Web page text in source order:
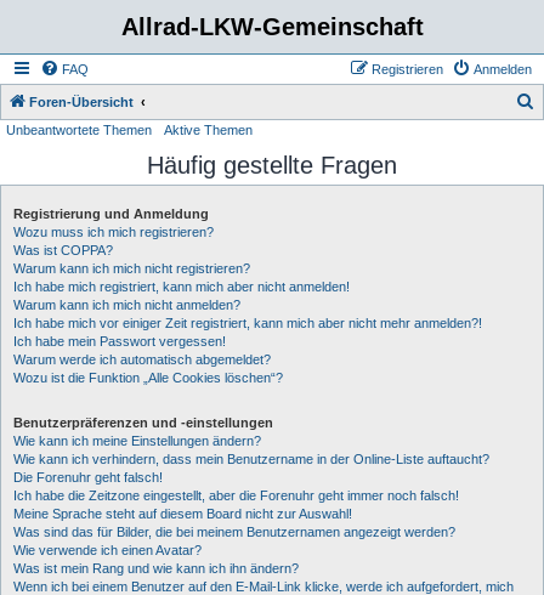
Allrad-LKW-Gemeinschaft
FAQ Anmelden
Registrieren
Foren-Übersicht
h
Unbeantwortete Themen Aktive Themen
Häufig gestellte Fragen
Registrierung und Anmeldung
Wozu muss ich mich registrieren?
Was ist COPPA?
Warum kann ich mich nicht registrieren?
Ich habe mich registriert, kann mich aber nicht anmelden!
Warum kann ich mich nicht anmelden?
Ich habe mich vor einiger Zeit registriert, kann mich aber nicht mehr anmelden?!
Ich habe mein Passwort vergessen!
Warum werde ich automatisch abgemeldet?
Wozu ist die Funktion „Alle Cookies löschen“?
Benutzerpräferenzen und -einstellungen
Wie kann ich meine Einstellungen ändern?
Wie kann ich verhindern, dass mein Benutzername in der Online-Liste auftaucht?
Die Forenuhr geht falsch!
Ich habe die Zeitzone eingestellt, aber die Forenuhr geht immer noch falsch!
Meine Sprache steht auf diesem Board nicht zur Auswahl!
Was sind das für Bilder, die bei meinem Benutzernamen angezeigt werden?
Wie verwende ich einen Avatar?
Was ist mein Rang und wie kann ich ihn ändern?
Wenn ich bei einem Benutzer auf den E-Mail-Link klicke, werde ich aufgefordert, mich